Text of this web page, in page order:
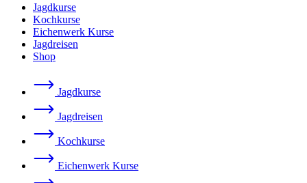
Jagdkurse
Kochkurse
Eichenwerk Kurse
Jagdreisen
Shop
Jagdkurse
Jagdreisen
Kochkurse
Eichenwerk Kurse